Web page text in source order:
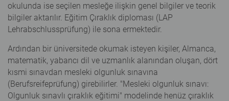
okulunda ise seçilen mesleğe ilişkin genel bilgiler ve teorik
bilgiler aktarılır. Eğitim Çıraklık diploması (LAP
Lehrabschlussprüfung) ile sona ermektedir.
Ardından bir üniversitede okumak isteyen kişiler, Almanca,
matematik, yabancı dil ve uzmanlık alanından oluşan, dört
kısmi sınavdan mesleki olgunluk sınavına
(Berufsreifeprüfung) girebilirler. "Mesleki olgunluk sınavı:
Olgunluk sınavlı çıraklık eğitimi" modelinde henüz çıraklık